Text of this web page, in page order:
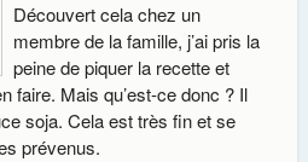
Découvert cela chez un
membre de la famille, j’ai pris la
peine de piquer la recette et
faire. Mais qu’est-ce donc ? Il
soja. Cela est très fin et se
prévenus.